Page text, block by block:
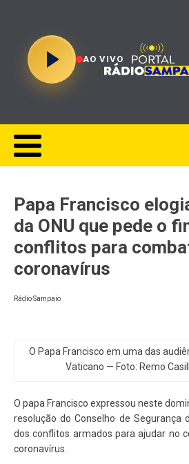
AO VIVO
Papa Francisco
da ONU que pede o
conflitos para
coronavírus
Rádio Sampaio
O Papa Francisco em uma das
Vaticano — Foto: Remo
O papa Francisco expressou neste
resolução do Conselho de Segurança
dos conflitos armados para ajudar no
coronavírus.